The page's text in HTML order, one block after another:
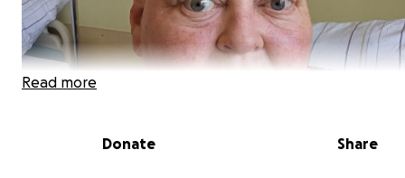
Read more
Donate Share